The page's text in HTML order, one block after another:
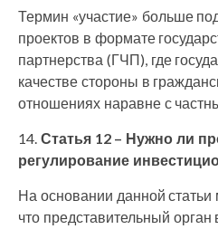
Термин «участие» больше
проектов в формате
партнерства (ГЧП), где
качестве стороны в
отношениях наравне с
14. Статья 12 – Нужно ли
регулирование
На основании данной
что представительный